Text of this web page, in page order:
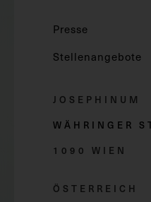
Presse
Stellenangebote
JOSEPHINUM
WÄHRINGER
1090 WIEN
ÖSTERREICH